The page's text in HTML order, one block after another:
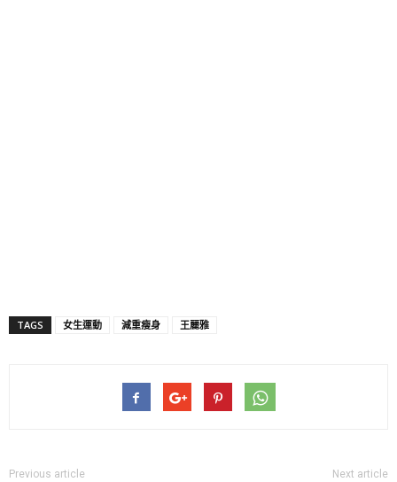
TAGS 女生運動 減重瘦身 王麗雅
Previous article Next article